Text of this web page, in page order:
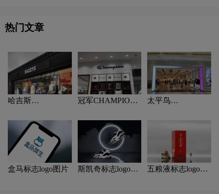
热门文章
哈吉斯
冠军CHAMPION
太平鸟
盒马标志logo图片
斯凯奇标志logo图
五粮液标志logo图